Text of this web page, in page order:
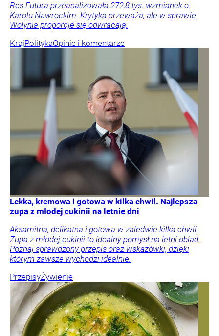
Res Futura przeanalizowała 272,8 tys. wzmianek o
Karolu Nawrockim. Krytyka przeważa, ale w sprawie
Wołynia proporcje się odwracają.
KrajPolitykaOpinie i komentarze
Lekka, kremowa i gotowa w kilka chwil. Najlepsza
zupa z młodej cukinii na letnie dni
Aksamitna, delikatna i gotowa w zaledwie kilka chwil.
Zupa z młodej cukinii to idealny pomysł na letni obiad.
Poznaj sprawdzony przepis oraz wskazówki, dzięki
którym zawsze wychodzi idealnie.
PrzepisyŻywienie